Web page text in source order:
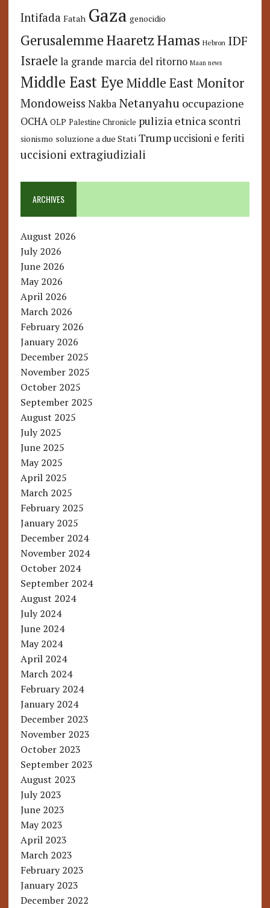
Intifada Fatah Gaza genocidio
GerusalemmeHaaretzHamas Hebron IDF
Israele la grande marcia del ritorno Maan news
Middle East Eye Middle East Monitor
Mondoweiss Nakba Netanyahu occupazione
OCHA OLP Palestine Chronicle pulizia etnica scontri
sionismo soluzione a due Stati Trump uccisioni e feriti
uccisioni extragiudiziali
ARCHIVES
August 2026
July 2026
June 2026
May 2026
April 2026
March 2026
February 2026
January 2026
December 2025
November 2025
October 2025
September 2025
August 2025
July 2025
June 2025
May 2025
April 2025
March 2025
February 2025
January 2025
December 2024
November 2024
October 2024
September 2024
August 2024
July 2024
June 2024
May 2024
April 2024
March 2024
February 2024
January 2024
December 2023
November 2023
October 2023
September 2023
August 2023
July 2023
June 2023
May 2023
April 2023
March 2023
February 2023
January 2023
December 2022